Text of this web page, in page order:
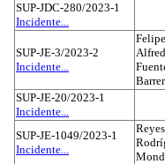
SUP-JDC-280/2023-1
Incidente...
SUP-JE-3/2023-2
Incidente...
Felipe
SUP-JE-20/2023-1
Incidente...
SUP-JE-1049/2023-1
Incidente...
Reyes